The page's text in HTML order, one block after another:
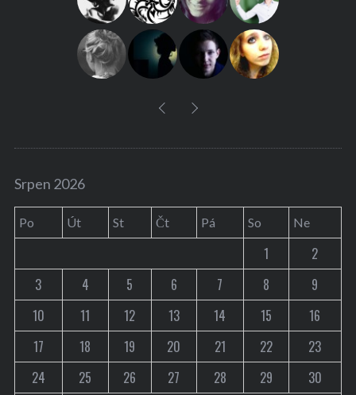
Srpen 2026
Po Út St Čt Pá So Ne
1
2
3
4 5 6 7 8
9
10
11 12 13 14 15
16
17
18 19 20 21 22
23
24
25 26 27 28 29 30